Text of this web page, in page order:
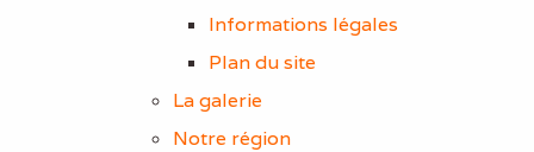
Informations légales
Plan du site
La galerie
Notre région